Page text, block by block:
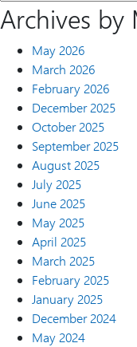
Archives by
May 2026
March 2026
February 2026
December 2025
October 2025
September 2025
August 2025
July 2025
June 2025
May 2025
April 2025
March 2025
February 2025
January 2025
December 2024
May 2024